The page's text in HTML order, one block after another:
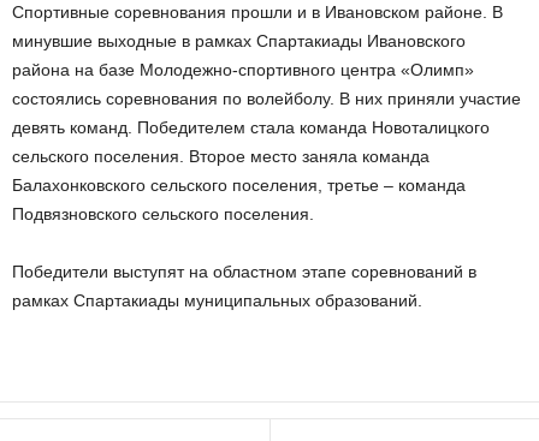
Спортивные соревнования прошли и в Ивановском районе. В
минувшие выходные в рамках Спартакиады Ивановского
района на базе Молодежно-спортивного центра «Олимп»
состоялись соревнования по волейболу. В них приняли участие
девять команд. Победителем стала команда Новоталицкого
сельского поселения. Второе место заняла команда
Балахонковского сельского поселения, третье – команда
Подвязновского сельского поселения.
Победители выступят на областном этапе соревнований в
рамках Спартакиады муниципальных образований.